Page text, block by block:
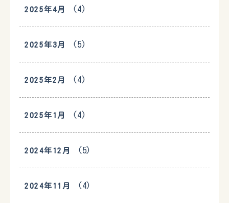
2025年4月 (4)
2025年3月 (5)
2025年2月 (4)
2025年1月 (4)
2024年12月 (5)
2024年11月 (4)